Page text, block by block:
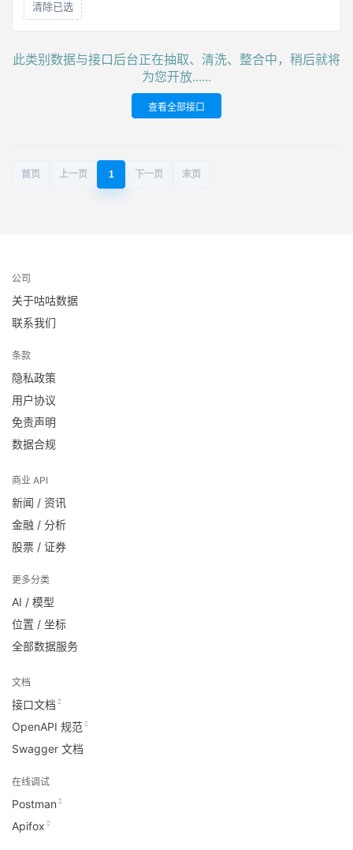
清除已选
此类别数据与接口后台正在抽取、清洗、整合中，稍后就将
为您开放......
查看全部接口
首页 上一页 1 下一页 末页
公司
关于咕咕数据
联系我们
条款
隐私政策
用户协议
免责声明
数据合规
商业 API
新闻 / 资讯
金融 / 分析
股票 / 证券
更多分类
AI / 模型
位置 / 坐标
全部数据服务
文档
接口文档
OpenAPI 规范
Swagger 文档
在线调试
Postman
Apifox